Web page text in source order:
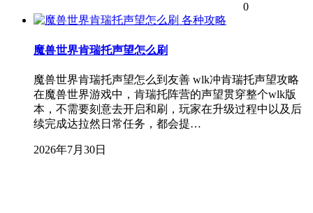
0
各种攻略
魔兽世界肯瑞托声望怎么刷
魔兽世界肯瑞托声望怎么到友善 wlk冲肯瑞托声望攻略
在魔兽世界游戏中，肯瑞托阵营的声望贯穿整个wlk版
本，不需要刻意去开启和刷，玩家在升级过程中以及后
续完成达拉然日常任务，都会提…
2026年7月30日